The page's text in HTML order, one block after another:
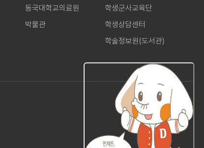
동국대학교의료원
박물관
학생군사교육단
학생상담센터
학술정보원(도서관)